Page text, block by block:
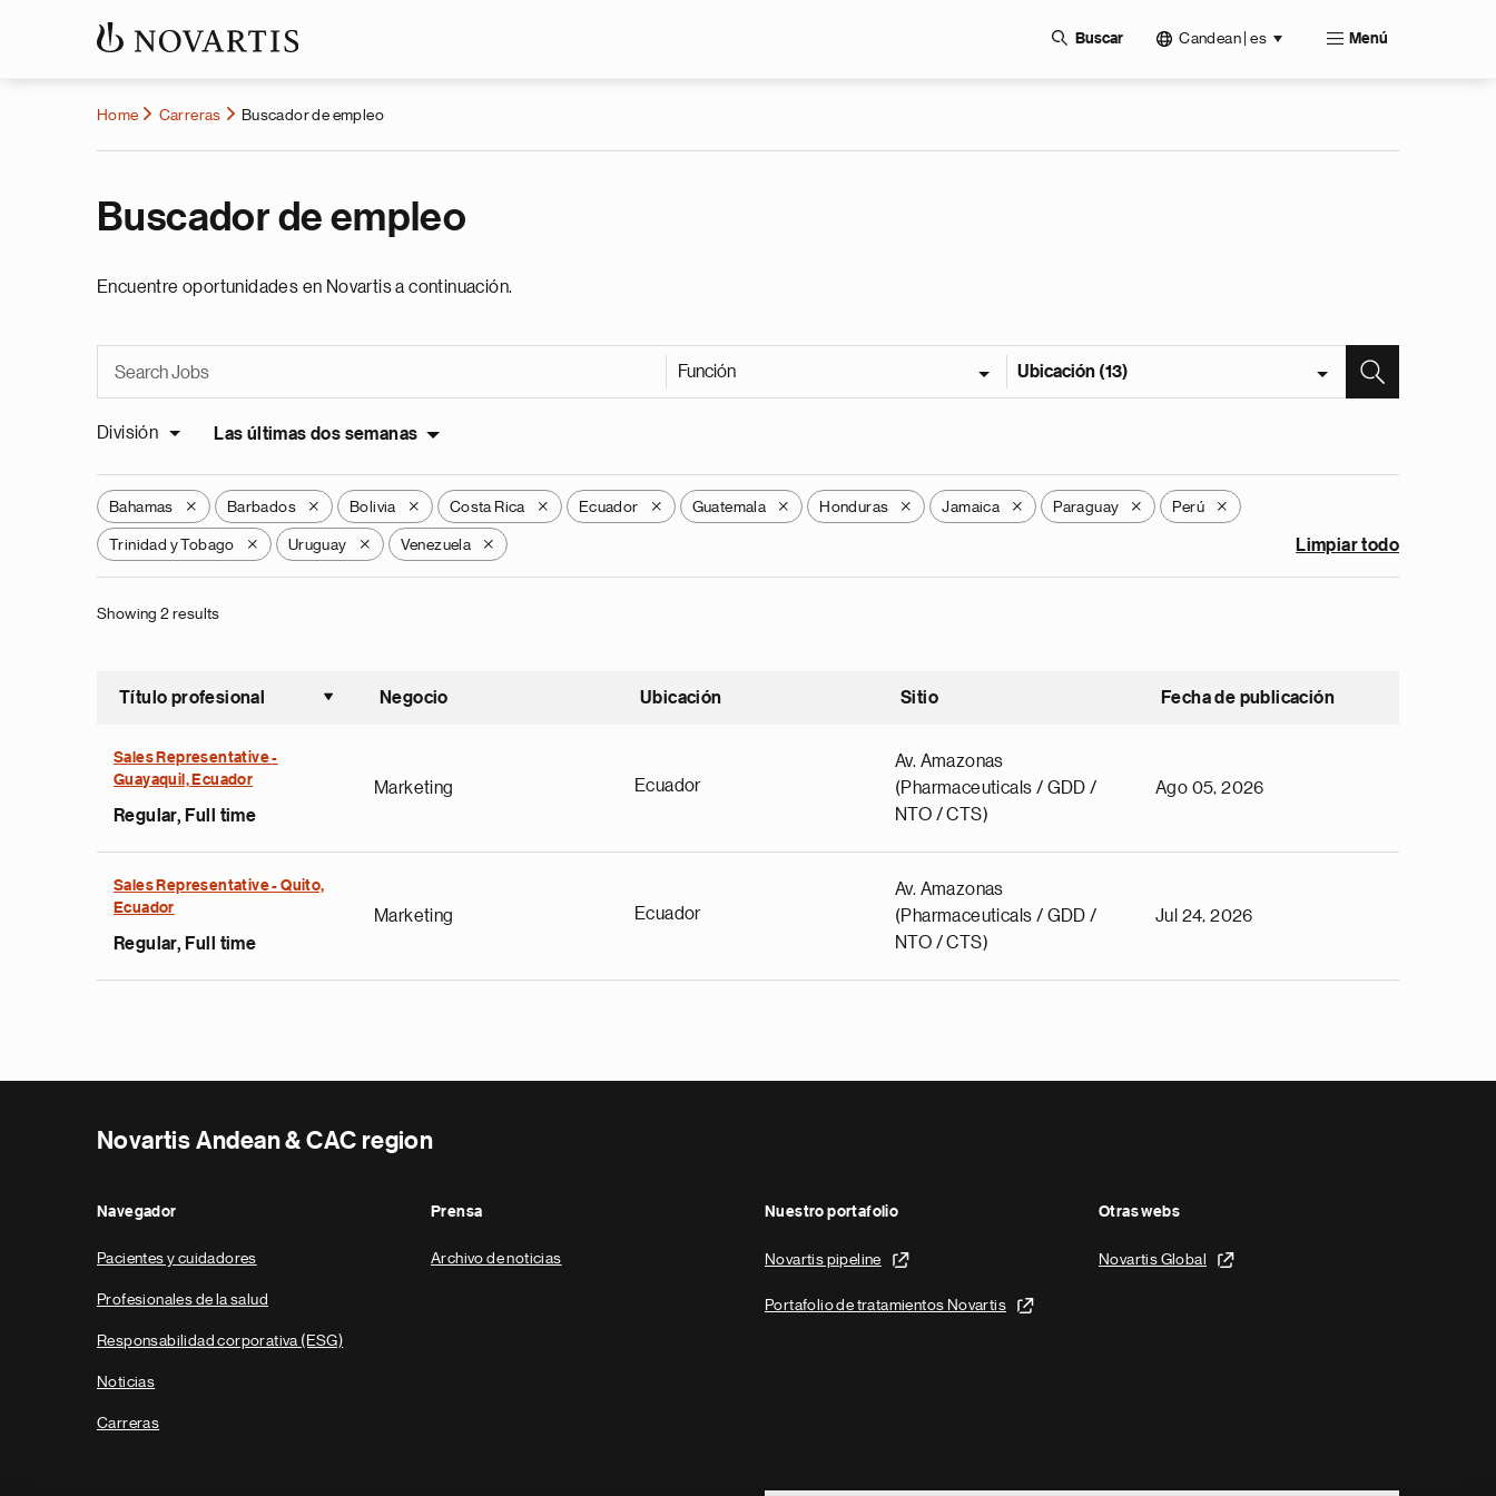
Buscar Candean | es Menú
Home Carreras Buscador de empleo
Buscador de empleo
Encuentre oportunidades en Novartis a continuación.
Función Ubicación (13)
División Las últimas dos semanas
Bahamas X Barbados X Bolivia X Costa Rica X Ecuador X Guatemala X Honduras X Jamaica X Paraguay X Perú X
Trinidad y Tobago X Uruguay X Venezuela X Limpiar todo
Showing 2 results
Título profesional
Ordenar ascendente
Negocio Ubicación Sitio Fecha de publicación
Sales Representative -
Guayaquil, Ecuador
Regular, Full time
Marketing Ecuador
Av. Amazonas
(Pharmaceuticals / GDD /
NTO / CTS)
Ago 05, 2026
Sales Representative - Quito,
Ecuador
Regular, Full time
Marketing Ecuador
Av. Amazonas
(Pharmaceuticals / GDD /
NTO / CTS)
Jul 24, 2026
Novartis Andean & CAC region
Navegador
Pacientes y cuidadores
Profesionales de la salud
Responsabilidad corporativa (ESG)
Noticias
Carreras
Prensa
Archivo de noticias
Nuestro portafolio
Novartis pipeline
Portafolio de tratamientos Novartis
Otras webs
Novartis Global